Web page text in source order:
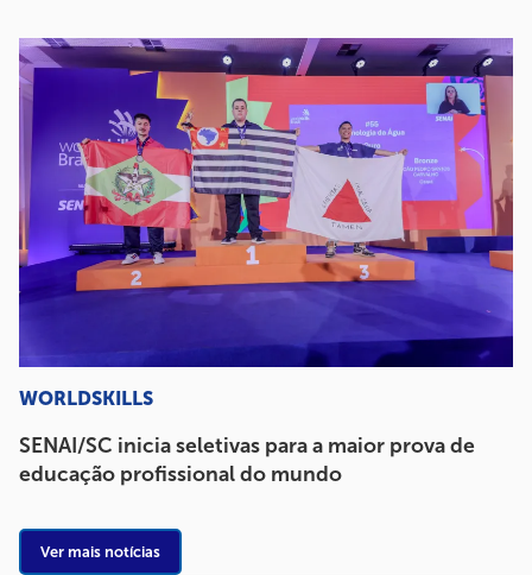
WORLDSKILLS
SENAI/SC inicia seletivas para a maior prova de
educação profissional do mundo
Ver mais notícias